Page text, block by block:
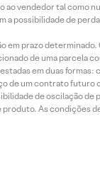
vendedor tal como
possibilidade de
em prazo determinado.
de uma parcela
em duas formas:
de um contrato
de oscilação de
As condições